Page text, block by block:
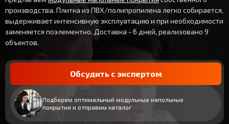
производства. Плитка из ПВХ/полипропилена легко собирается,
выдерживает интенсивную эксплуатацию и при необходимости
заменяется поэлементно. Доставка - 6 дней, реализовано 9
объектов.
Обсудить с экспертом
Подберем оптимальный модульные напольные
покрытия и отправим каталог